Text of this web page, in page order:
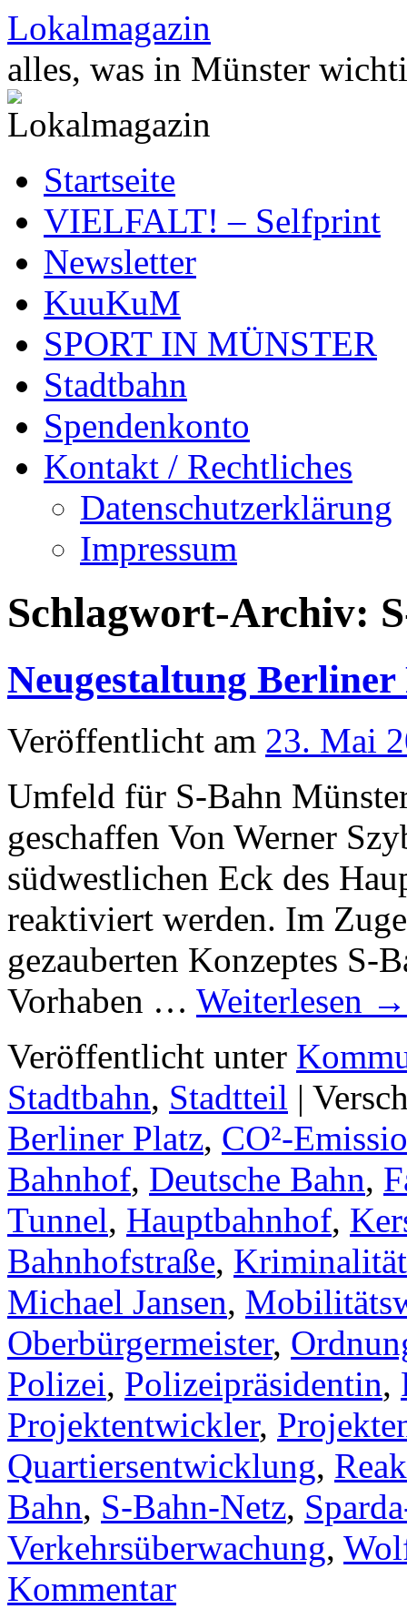
Zum
Inhalt
springen
Lokalmagazin
alles, was in Münster
Startseite
VIELFALT! – Selfprint
Newsletter
KuuKuM
SPORT IN MÜNSTER
Stadtbahn
Spendenkonto
Kontakt / Rechtliches
Datenschutzerklärung
Impressum
Schlagwort-Archiv:
Neugestaltung Berliner
Veröffentlicht am 23. Mai
Umfeld für S-Bahn
geschaffen Von Werner
südwestlichen Eck des
reaktiviert werden. Im
gezauberten Konzeptes S-
Vorhaben … Weiterlesen →
Veröffentlicht unter
Stadtbahn, Stadtteil |
Berliner Platz, CO²-
Bahnhof, Deutsche Bahn,
Tunnel, Hauptbahnhof,
Bahnhofstraße,
Michael Jansen,
Oberbürgermeister,
Polizei, Polizeipräsidentin,
Projektentwickler,
Quartiersentwicklung,
Bahn, S-Bahn-Netz,
Verkehrsüberwachung,
Kommentar